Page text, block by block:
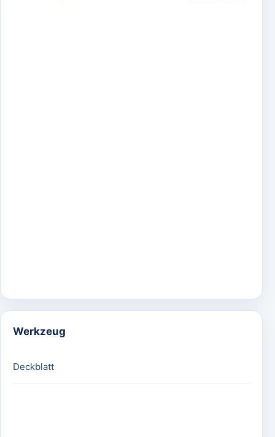
Werkzeug
Deckblatt